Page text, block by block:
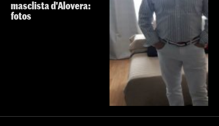
masclista d'Alovera:
fotos